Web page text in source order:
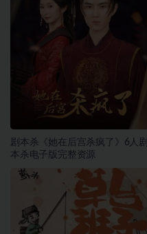
剧本杀《她在后宫杀疯了》6人剧
本杀电子版完整资源